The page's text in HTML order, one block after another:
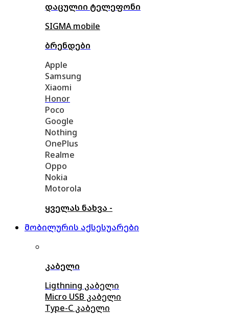
დაცულიი ტელეფონი
SIGMA mobile
ბრენდები
Apple
Samsung
Xiaomi
Honor
Poco
Google
Nothing
OnePlus
Realme
Oppo
Nokia
Motorola
ყველას ნახვა -
მობილურის აქსესუარები
კაბელი
Ligthning კაბელი
Micro USB კაბელი
Type-C კაბელი